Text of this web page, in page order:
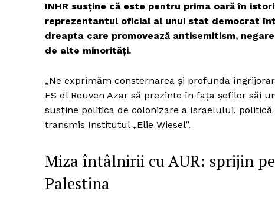
Un
INHR susține că este pentru prima oară în
reprezentantul oficial al unui stat democrat
dreapta care promovează antisemitism,
de alte minorități.
„Ne exprimăm consternarea și profunda
ES dl Reuven Azar să prezinte în fața șefilor săi
susține politica de colonizare a Israelului, politică
transmis Institutul „Elie Wiesel”.
Miza întâlnirii cu AUR: sprijin
Palestina